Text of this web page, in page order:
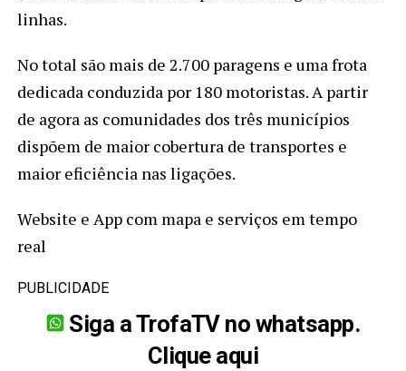
linhas.
No total são mais de 2.700 paragens e uma frota
dedicada conduzida por 180 motoristas. A partir
de agora as comunidades dos três municípios
dispõem de maior cobertura de transportes e
maior eficiência nas ligações.
Website e App com mapa e serviços em tempo
real
PUBLICIDADE
Siga a TrofaTV no whatsapp.
Clique aqui